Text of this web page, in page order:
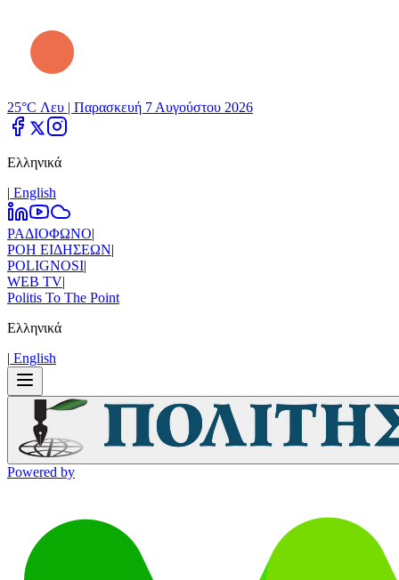
25°C Λευ | Παρασκευή 7 Αυγούστου 2026
Ελληνικά
| Εnglish
ΡΑΔΙΟΦΩΝΟ|
ΡΟΗ ΕΙΔΗΣΕΩΝ|
POLIGNOSI|
WEB TV|
Politis To The Point
Ελληνικά
| Εnglish
Powered by